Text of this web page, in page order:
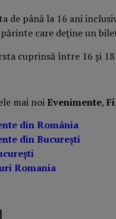
de până la 16 ani
care deține un
cuprinsă între 16 și
mai noiEvenimente,
din România
din București
Romania